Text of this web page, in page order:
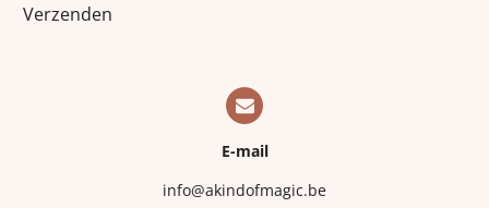
Verzenden
E-mail
info@akindofmagic.be